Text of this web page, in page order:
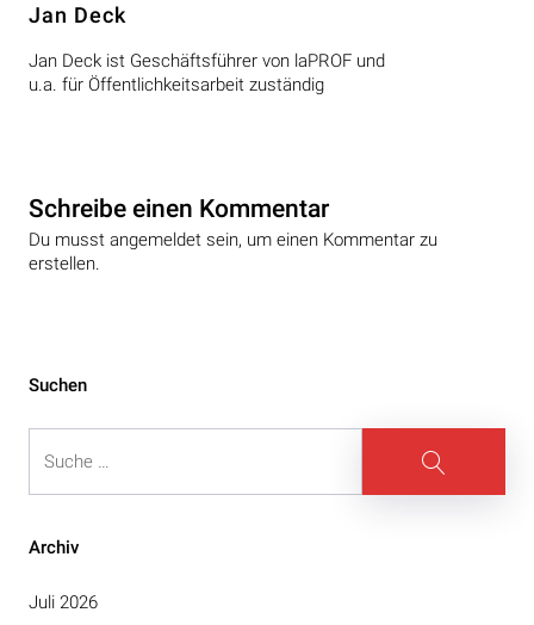
Jan Deck
Jan Deck ist Geschäftsführer von laPROF und
u.a. für Öffentlichkeitsarbeit zuständig
Schreibe einen Kommentar
Du musst angemeldet sein, um einen Kommentar zu
erstellen.
Beitragsnavigation
Suchen
Suche
Archiv
Juli 2026